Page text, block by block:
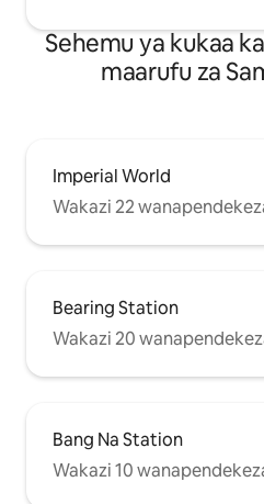
Sehemu ya kukaa
maarufu za
Imperial World
Wakazi 22
Bearing Station
Wakazi 20
Bang Na Station
Wakazi 10